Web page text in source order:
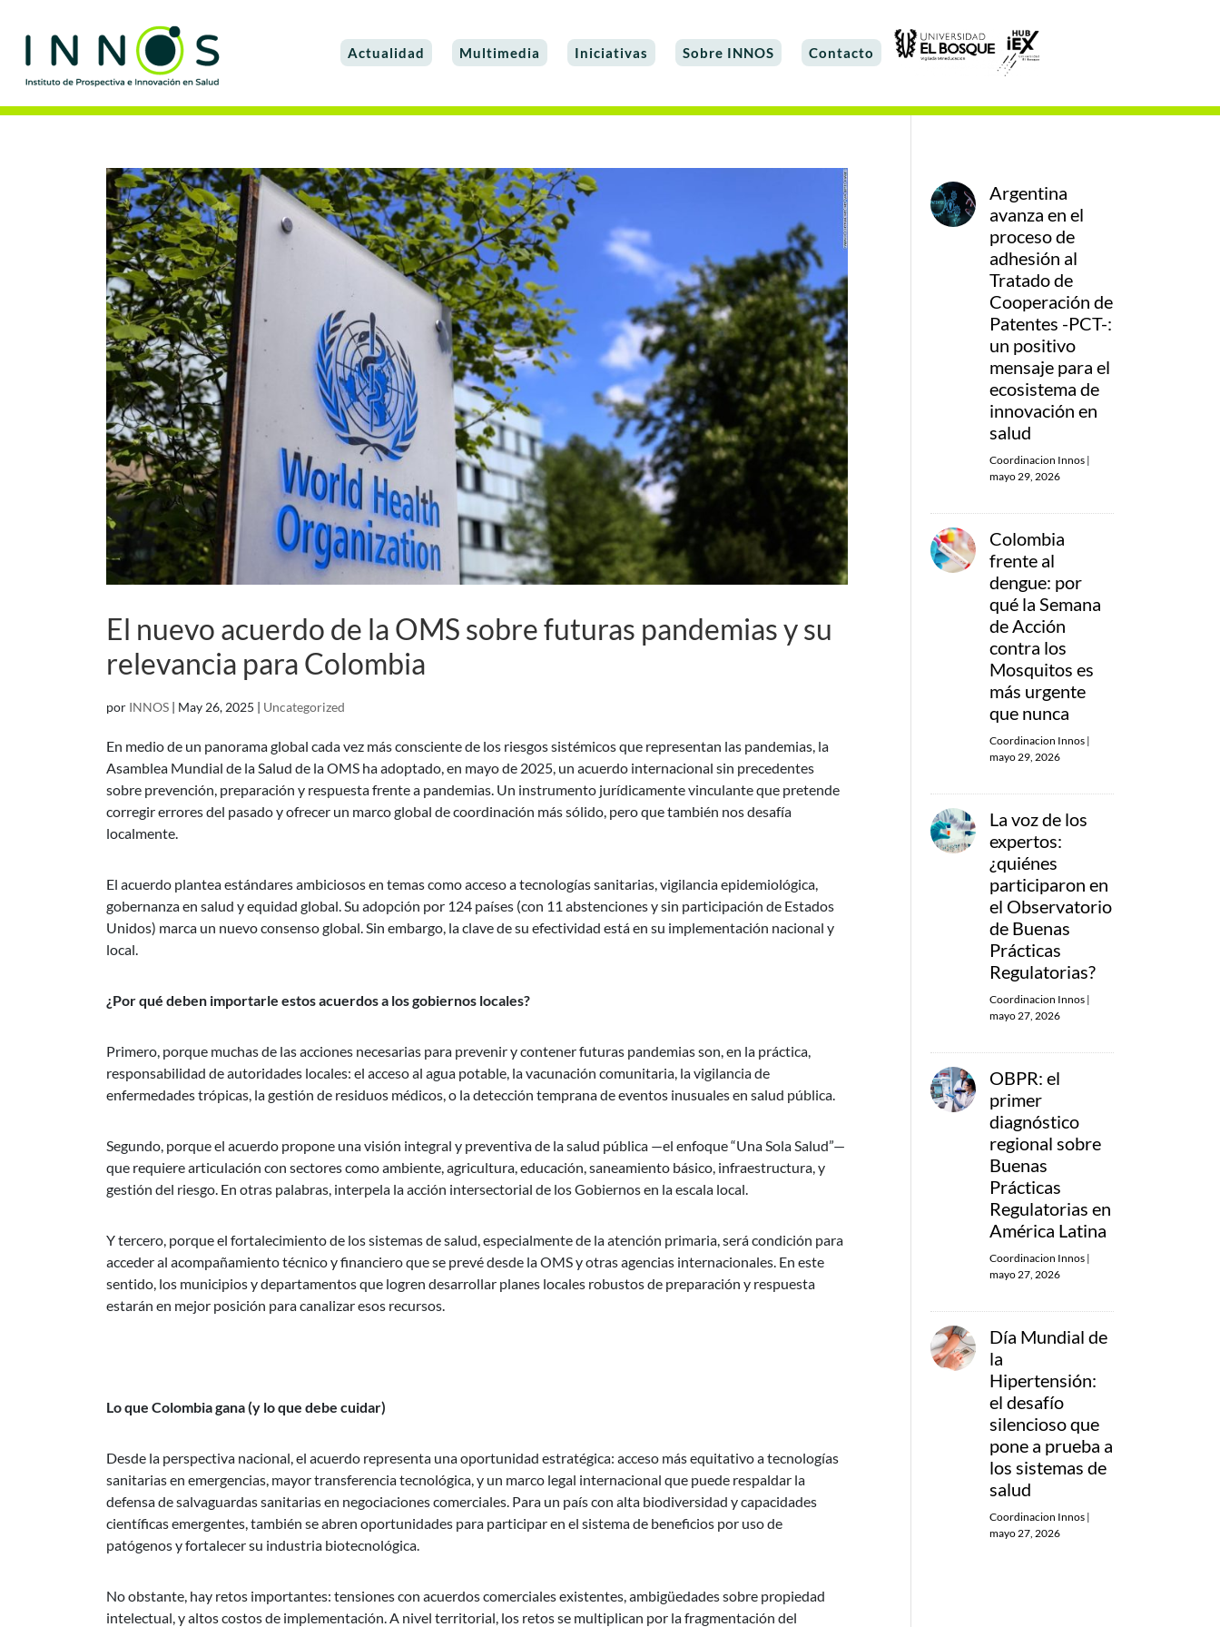
Actualidad Multimedia Iniciativas Sobre INNOS Contacto
El nuevo acuerdo de la OMS sobre futuras pandemias y su
relevancia para Colombia
por INNOS | May 26, 2025 | Uncategorized
En medio de un panorama global cada vez más consciente de los riesgos sistémicos que representan las pandemias, la
Asamblea Mundial de la Salud de la OMS ha adoptado, en mayo de 2025, un acuerdo internacional sin precedentes
sobre prevención, preparación y respuesta frente a pandemias. Un instrumento jurídicamente vinculante que pretende
corregir errores del pasado y ofrecer un marco global de coordinación más sólido, pero que también nos desafía
localmente.
El acuerdo plantea estándares ambiciosos en temas como acceso a tecnologías sanitarias, vigilancia epidemiológica,
gobernanza en salud y equidad global. Su adopción por 124 países (con 11 abstenciones y sin participación de Estados
Unidos) marca un nuevo consenso global. Sin embargo, la clave de su efectividad está en su implementación nacional y
local.
¿Por qué deben importarle estos acuerdos a los gobiernos locales?
Primero, porque muchas de las acciones necesarias para prevenir y contener futuras pandemias son, en la práctica,
responsabilidad de autoridades locales: el acceso al agua potable, la vacunación comunitaria, la vigilancia de
enfermedades trópicas, la gestión de residuos médicos, o la detección temprana de eventos inusuales en salud pública.
Segundo, porque el acuerdo propone una visión integral y preventiva de la salud pública —el enfoque “Una Sola Salud”—
que requiere articulación con sectores como ambiente, agricultura, educación, saneamiento básico, infraestructura, y
gestión del riesgo. En otras palabras, interpela la acción intersectorial de los Gobiernos en la escala local.
Y tercero, porque el fortalecimiento de los sistemas de salud, especialmente de la atención primaria, será condición para
acceder al acompañamiento técnico y financiero que se prevé desde la OMS y otras agencias internacionales. En este
sentido, los municipios y departamentos que logren desarrollar planes locales robustos de preparación y respuesta
estarán en mejor posición para canalizar esos recursos.
Lo que Colombia gana (y lo que debe cuidar)
Desde la perspectiva nacional, el acuerdo representa una oportunidad estratégica: acceso más equitativo a tecnologías
sanitarias en emergencias, mayor transferencia tecnológica, y un marco legal internacional que puede respaldar la
defensa de salvaguardas sanitarias en negociaciones comerciales. Para un país con alta biodiversidad y capacidades
científicas emergentes, también se abren oportunidades para participar en el sistema de beneficios por uso de
patógenos y fortalecer su industria biotecnológica.
No obstante, hay retos importantes: tensiones con acuerdos comerciales existentes, ambigüedades sobre propiedad
intelectual, y altos costos de implementación. A nivel territorial, los retos se multiplican por la fragmentación del
Argentina
avanza en el
proceso de
adhesión al
Tratado de
Cooperación de
Patentes -PCT-:
un positivo
mensaje para el
ecosistema de
innovación en
salud
Coordinacion Innos |
mayo 29, 2026
Colombia
frente al
dengue: por
qué la Semana
de Acción
contra los
Mosquitos es
más urgente
que nunca
Coordinacion Innos |
mayo 29, 2026
La voz de los
expertos:
¿quiénes
participaron en
el Observatorio
de Buenas
Prácticas
Regulatorias?
Coordinacion Innos |
mayo 27, 2026
OBPR: el
primer
diagnóstico
regional sobre
Buenas
Prácticas
Regulatorias en
América Latina
Coordinacion Innos |
mayo 27, 2026
Día Mundial de
la
Hipertensión:
el desafío
silencioso que
pone a prueba a
los sistemas de
salud
Coordinacion Innos |
mayo 27, 2026